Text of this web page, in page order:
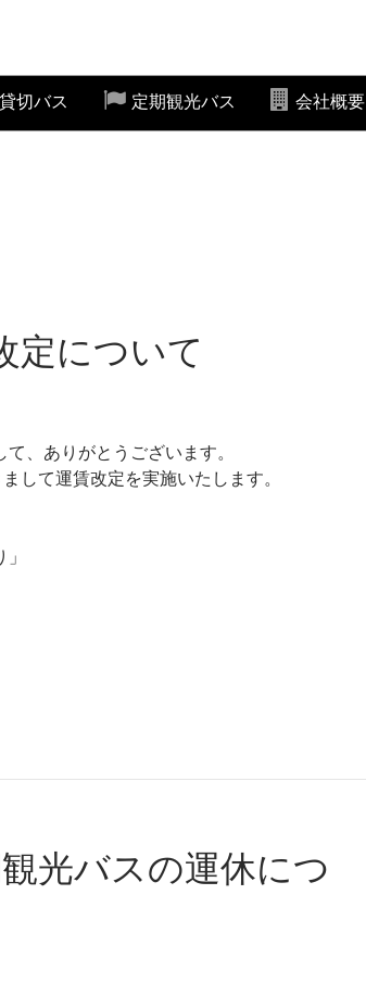
貸切バス 定期観光バス 会社概要
定について
、ありがとうございます。
して運賃改定を実施いたします。
光バスの運休につ